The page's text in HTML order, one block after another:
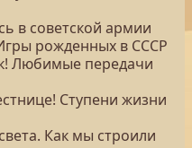
в советской армии
рожденных в СССР
Любимые передачи
Ступени жизни
Как мы строили